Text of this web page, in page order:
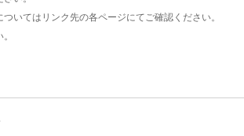
いてはリンク先の各ページにてご確認ください。